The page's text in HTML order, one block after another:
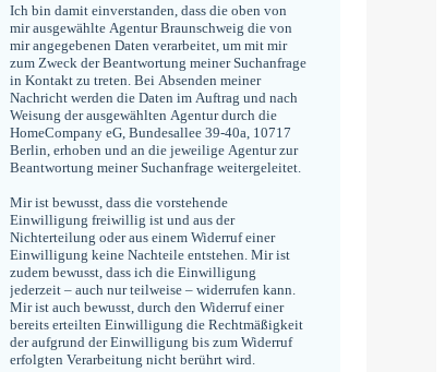
Ich bin damit einverstanden, dass die oben von
mir ausgewählte Agentur Braunschweig die von
mir angegebenen Daten verarbeitet, um mit mir
zum Zweck der Beantwortung meiner Suchanfrage
in Kontakt zu treten. Bei Absenden meiner
Nachricht werden die Daten im Auftrag und nach
Weisung der ausgewählten Agentur durch die
HomeCompany eG, Bundesallee 39-40a, 10717
Berlin, erhoben und an die jeweilige Agentur zur
Beantwortung meiner Suchanfrage weitergeleitet.
Mir ist bewusst, dass die vorstehende
Einwilligung freiwillig ist und aus der
Nichterteilung oder aus einem Widerruf einer
Einwilligung keine Nachteile entstehen. Mir ist
zudem bewusst, dass ich die Einwilligung
jederzeit – auch nur teilweise – widerrufen kann.
Mir ist auch bewusst, durch den Widerruf einer
bereits erteilten Einwilligung die Rechtmäßigkeit
der aufgrund der Einwilligung bis zum Widerruf
erfolgten Verarbeitung nicht berührt wird.